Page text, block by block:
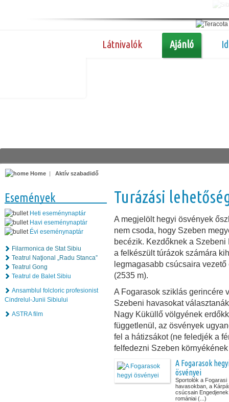
Látnivalók Ajánló
Home | Aktív szabadidő
Események
Heti eseménynaptár
Havi eseménynaptár
Évi eseménynaptár
Filarmonica de Stat Sibiu
Teatrul Naţional „Radu Stanca”
Teatrul Gong
Teatrul de Balet Sibiu
Ansamblul folcloric profesionist
Cindrelul-Junii Sibiului
ASTRA film
Turázási
A megjelölt hegyi ösvények
nem csoda, hogy Szeben
becézik. Kezdőknek a
a felkészült túrázok számára
legmagasabb csúcsaira
(2535 m).
A Fogarasok sziklás gerincére
Szebeni havasokat
Nagy Küküllő völgyének
függetlenül, az ösvények
fel a hátizsákot (ne feledjék a
felfedezni Szeben
A Fogarasok
ösvényei
Sportolók a Fogarasi
havasokban, a
csúcsain
romániai (...)